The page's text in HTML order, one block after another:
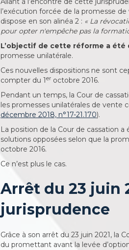
l’exécution forcée de la promesse
dispose en son alinéa 2 : « La
pour opter n'empêche pas la
L’objectif de cette réforme a
promesse unilatérale.
Ces nouvelles dispositions ne sont
compter du 1er octobre 2016.
Pendant un temps, la Cour de
les promesses unilatérales de vente
décembre 2018, n°17-21.170).
La position de la Cour de cassation
solutions opposées selon que la
octobre 2016.
Ce n’est plus le cas.
Arrêt du 23 juin
jurisprudence
Grâce à son arrêt du 23 juin 2021, la
du promettant avant la levée